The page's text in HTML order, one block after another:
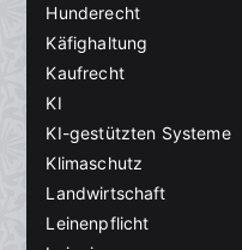
Hunderecht
Käfighaltung
Kaufrecht
KI
KI-gestützten Systeme
Klimaschutz
Landwirtschaft
Leinenpflicht